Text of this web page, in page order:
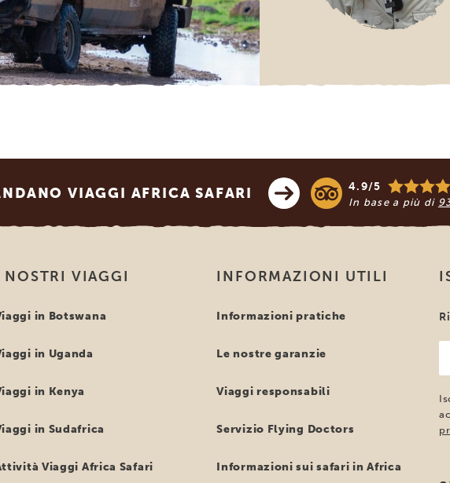
VIAGGI AFRICA SAFARI 4.9/5
In base a più di
NOSTRI VIAGGI
in Botswana
in Uganda
in Kenya
in Sudafrica
Viaggi Africa Safari
INFORMAZIONI UTILI
Informazioni pratiche
Le nostre garanzie
Viaggi responsabili
Servizio Flying Doctors
Informazioni sui safari in Africa